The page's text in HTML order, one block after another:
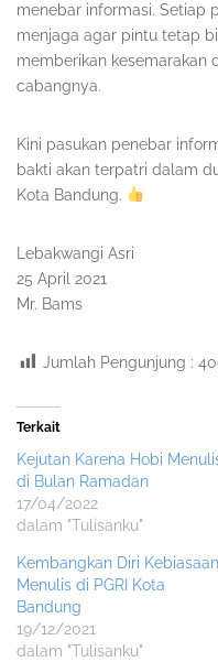
menebar informasi. Setiap
menjaga agar pintu tetap
memberikan kesemarakan
cabangnya.
Kini pasukan penebar
bakti akan terpatri dalam
Kota Bandung.
Lebakwangi Asri
25 April 2021
Mr. Bams
Jumlah Pengunjung :
Terkait
Kejutan Karena Hobi
di Bulan Ramadan
17/04/2022
dalam "Tulisanku"
Kembangkan Diri Kebiasaan
Menulis di PGRI Kota
Bandung
19/12/2021
dalam "Tulisanku"